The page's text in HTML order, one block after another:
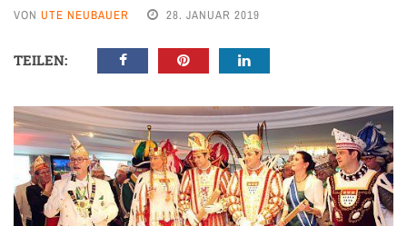
VON UTE NEUBAUER 28. JANUAR 2019
TEILEN: